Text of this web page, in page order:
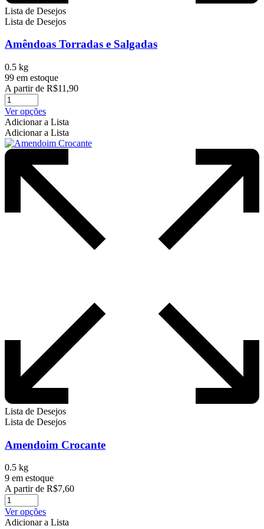
Lista de Desejos
Lista de Desejos
Amêndoas Torradas e Salgadas
0.5 kg
99 em estoque
A partir de R$11,90
Ver opçõesEste
produto
tem
várias
As
podem
escolhidas
página
Adicionar a Lista
Adicionar a Lista
Lista de Desejos
Lista de Desejos
Amendoim Crocante
0.5 kg
9 em estoque
A partir de R$7,60
Ver opçõesEste
produto
Adicionar a Lista